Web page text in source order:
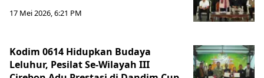
17 Mei 2026, 6:21 PM
Kodim 0614 Hidupkan Budaya
Leluhur, Pesilat Se-Wilayah III